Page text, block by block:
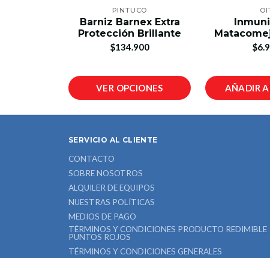
PINTUCO
Barniz Barnex Extra
Protección Brillante
$134.900
VER OPCIONES AÑADIR
SERVICIO AL CLIENTE
CONTACTO
SOBRE NOSOTROS
ALQUILER DE EQUIPOS
NUESTRAS POLÍTICAS
MEDIOS DE PAGO
TÉRMINOS Y CONDICIONES PRODUCTO REDIMIBLE
PUNTOS ROJOS
TÉRMINOS Y CONDICIONES GENERALES